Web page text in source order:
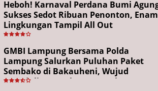
Heboh! Karnaval Perdana Bumi
Sukses Sedot Ribuan Penonton, Enam
Lingkungan Tampil All Out
GMBI Lampung Bersama Polda
Lampung Salurkan Puluhan Paket
Sembako di Bakauheni, Wujud
Kepedulian Sambut HUT RI ke-81